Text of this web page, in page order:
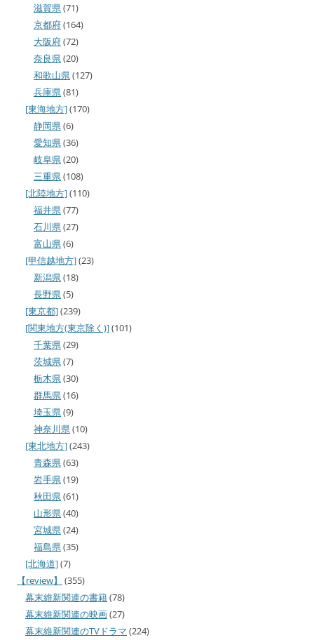
滋賀県(71)
京都府(164)
大阪府(72)
奈良県(20)
和歌山県(127)
兵庫県(81)
[東海地方](170)
静岡県(6)
愛知県(36)
岐阜県(20)
三重県(108)
[北陸地方](110)
福井県(77)
石川県(27)
富山県(6)
[甲信越地方](23)
新潟県(18)
長野県(5)
[東京都](239)
[関東地方(東京除く)](101)
千葉県(29)
茨城県(7)
栃木県(30)
群馬県(16)
埼玉県(9)
神奈川県(10)
[東北地方](243)
青森県(63)
岩手県(19)
秋田県(61)
山形県(40)
宮城県(24)
福島県(35)
[北海道](7)
【review】
(355)
幕末維新関連の書籍(78)
幕末維新関連の映画(27)
幕末維新関連のTVドラマ (224)